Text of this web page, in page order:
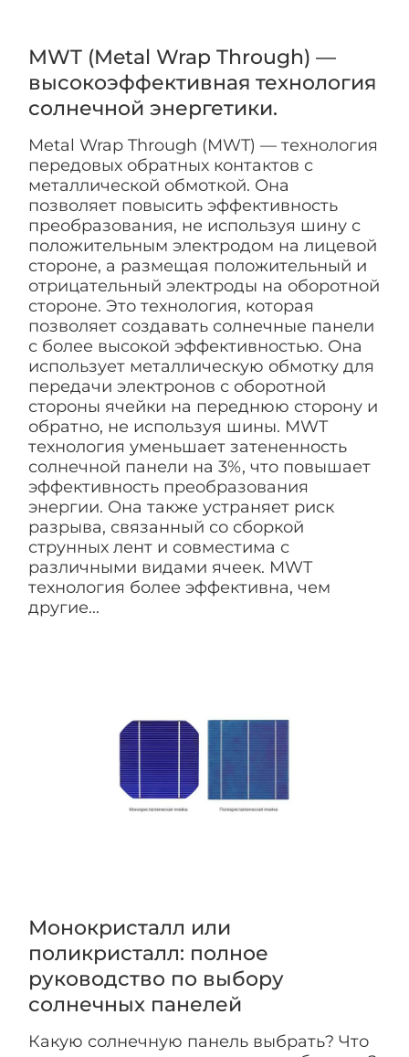
MWT (Metal Wrap Through) —
высокоэффективная технология
солнечной энергетики.
Metal Wrap Through (MWT) — технология
передовых обратных контактов с
металлической обмоткой. Она
позволяет повысить эффективность
преобразования, не используя шину с
положительным электродом на лицевой
стороне, а размещая положительный и
отрицательный электроды на оборотной
стороне. Это технология, которая
позволяет создавать солнечные панели
с более высокой эффективностью. Она
использует металлическую обмотку для
передачи электронов с оборотной
стороны ячейки на переднюю сторону и
обратно, не используя шины. MWT
технология уменьшает затененность
солнечной панели на 3%, что повышает
эффективность преобразования
энергии. Она также устраняет риск
разрыва, связанный со сборкой
струнных лент и совместима с
различными видами ячеек. MWT
технология более эффективна, чем
другие...
Монокристалл или
поликристалл: полное
руководство по выбору
солнечных панелей
Какую солнечную панель выбрать? Что